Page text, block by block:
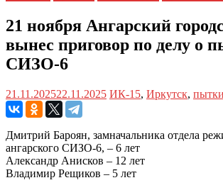
21 ноября Ангарский
вынес приговор по делу о
СИЗО-6
21.11.202522.11.2025 ИК-15, Иркутск, пытки
Дмитрий Бароян, замначальника отдела
ангарского СИЗО-6, – 6 лет
Александр Анисков – 12 лет
Владимир Рещиков – 5 лет